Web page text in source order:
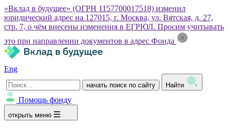
«Вклад в будущее» (ОГРН 1157700017518) изменил
юридический адрес на 127015, г. Москва, ул. Вятская, д. 27,
стр. 7, о чём внесены изменения в ЕГРЮЛ. Просим учитывать
это при направлении документов в адрес Фонда
Eng
начать поиск по сайту Найти
Помощь фонду
открыть меню